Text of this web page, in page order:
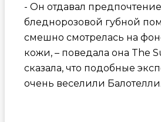
- Он отдавал предпочтение
бледнорозовой губной
смешно смотрелась на
кожи, – поведала она The
сказала, что подобные
очень веселили Балотелли.